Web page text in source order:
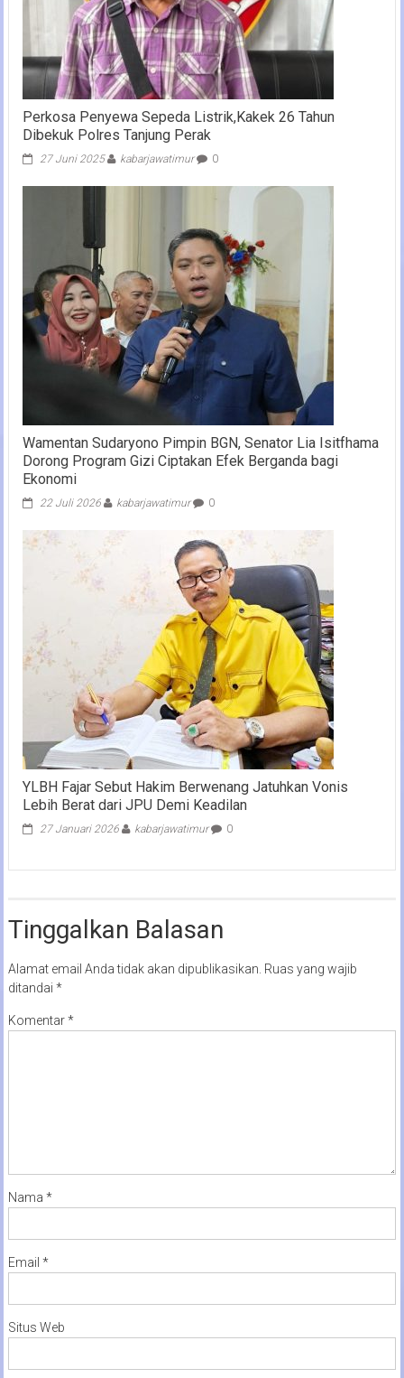
Perkosa Penyewa Sepeda Listrik,Kakek 26 Tahun
Dibekuk Polres Tanjung Perak
27 Juni 2025 kabarjawatimur 0
Wamentan Sudaryono Pimpin BGN, Senator Lia Isitfhama
Dorong Program Gizi Ciptakan Efek Berganda bagi
Ekonomi
22 Juli 2026 kabarjawatimur 0
YLBH Fajar Sebut Hakim Berwenang Jatuhkan Vonis
Lebih Berat dari JPU Demi Keadilan
27 Januari 2026 kabarjawatimur 0
Tinggalkan Balasan
Alamat email Anda tidak akan dipublikasikan. Ruas yang wajib
ditandai *
Komentar*
Nama *
Email *
Situs Web